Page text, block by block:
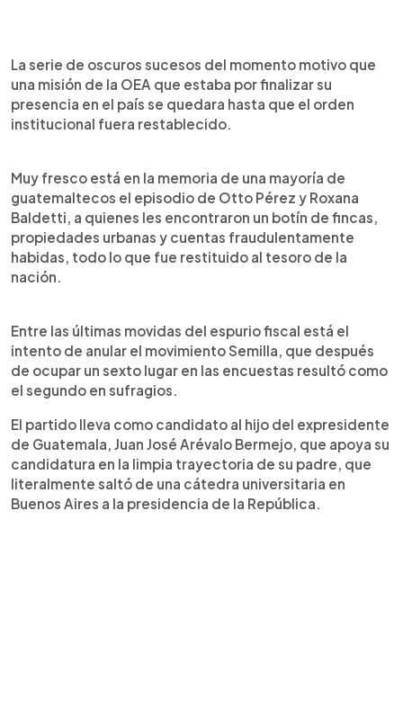
La serie de oscuros sucesos del momento motivo que
una misión de la OEA que estaba por finalizar su
presencia en el país se quedara hasta que el orden
institucional fuera restablecido.
Muy fresco está en la memoria de una mayoría de
guatemaltecos el episodio de Otto Pérez y Roxana
Baldetti, a quienes les encontraron un botín de fincas,
propiedades urbanas y cuentas fraudulentamente
habidas, todo lo que fue restituido al tesoro de la
nación.
Entre las últimas movidas del espurio fiscal está el
intento de anular el movimiento Semilla, que después
de ocupar un sexto lugar en las encuestas resultó como
el segundo en sufragios.
El partido lleva como candidato al hijo del expresidente
de Guatemala, Juan José Arévalo Bermejo, que apoya su
candidatura en la limpia trayectoria de su padre, que
literalmente saltó de una cátedra universitaria en
Buenos Aires a la presidencia de la República.